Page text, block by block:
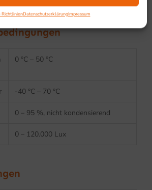
RichtlinienDatenschutzerklärungImpressum
0 °C – 50 °C
-40 °C – 70 °C
0 – 95 %, nicht kondensierend
0 – 120.000 Lux